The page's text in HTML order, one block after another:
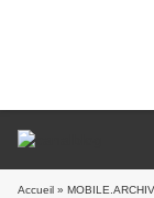
Accueil »